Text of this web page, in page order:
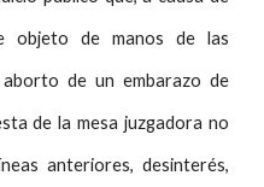
objeto de manos de las
de un embarazo de
de la mesa juzgadora no
anteriores, desinterés,